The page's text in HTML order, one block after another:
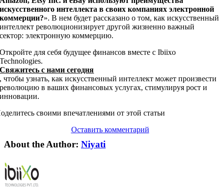
искусственного интеллекта в своих компаниях электронной
коммерции?». В нем будет рассказано о том, как искусственный
интеллект революционизирует другой жизненно важный
сектор: электронную коммерцию.
Откройте для себя будущее финансов вместе с Ibiixo
Technologies.
Свяжитесь с нами сегодня
, чтобы узнать, как искусственный интеллект может произвести
революцию в ваших финансовых услугах, стимулируя рост и
инновации.
своими впечатлениями от этой статьи
Оставить комментарий
About the Author: Niyati